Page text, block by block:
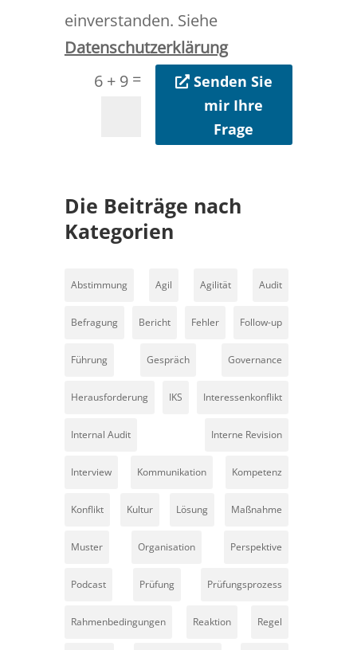
einverstanden. Siehe
Datenschutzerklärung
6 + 9 =
Senden Sie
mir Ihre
Frage
Die Beiträge nach
Kategorien
Abstimmung Agil Agilität Audit
Befragung Bericht Fehler Follow-up
Führung Gespräch Governance
Herausforderung IKS Interessenkonflikt
Internal Audit Interne Revision
Interview Kommunikation Kompetenz
Konflikt Kultur Lösung Maßnahme
Muster Organisation Perspektive
Podcast Prüfung Prüfungsprozess
Rahmenbedingungen Reaktion Regel